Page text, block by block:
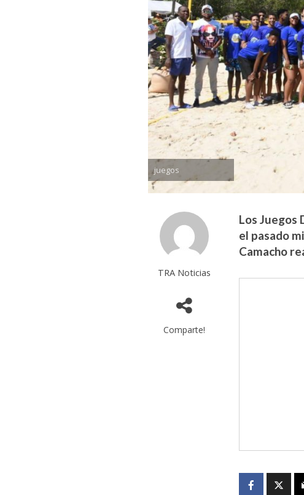
juegos
TRA Noticias
Comparte!
Los Juegos
el pasado
Camacho